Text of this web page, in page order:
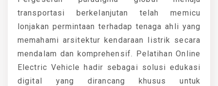
transportasi berkelanjutan telah memicu
lonjakan permintaan terhadap tenaga ahli yang
memahami arsitektur kendaraan listrik secara
mendalam dan komprehensif. Pelatihan Online
Electric Vehicle hadir sebagai solusi edukasi
digital yang dirancang khusus untuk